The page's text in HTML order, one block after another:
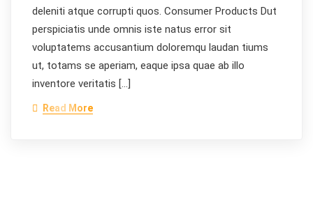
deleniti atque corrupti quos. Consumer Products Dut
perspiciatis unde omnis iste natus error sit
voluptatems accusantium doloremqu laudan tiums
ut, totams se aperiam, eaque ipsa quae ab illo
inventore veritatis […]
Read More